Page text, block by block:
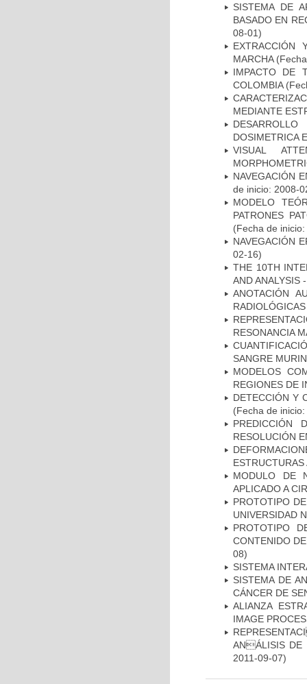
SISTEMA DE
BASADO EN
08-01)
EXTRACCIÓN
MARCHA
IMPACTO DE
COLOMBIA
MEDIANTE
DOSIMETRICA
VISUAL
NAVEGACIÓN
de inicio: 2008-
MODELO
PATRONES
(Fecha de
NAVEGACIÓN
02-16)
THE 10TH
AND ANALYSIS
ANOTACIÓN
RESONANCIA
SANGRE
MODELOS
REGIONES DE
DETECCIÓN Y
(Fecha de
PREDICCIÓN
RESOLUCIÓN
MODULO DE
APLICADO A
PROTOTIPO
UNIVERSIDAD
PROTOTIPO
CONTENIDO
08)
SISTEMA
SISTEMA DE
CÁNCER DE
ALIANZA
IMAGE
ANÁLISIS DE
2011-09-07)